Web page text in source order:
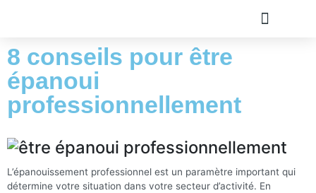
8 conseils pour être
épanoui
professionnellement
L’épanouissement professionnel est un paramètre important qui
détermine votre situation dans votre secteur d’activité. En